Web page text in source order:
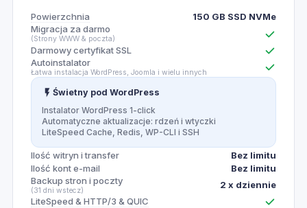
Powierzchnia
150 GB SSD NVMe
Migracja za darmo
(Strony WWW & poczta)
Darmowy certyfikat SSL
Autoinstalator
Łatwa instalacja WordPress, Joomla i wielu innych
Świetny pod WordPress
Instalator WordPress 1-click
Automatyczne aktualizacje: rdzeń i wtyczki
LiteSpeed Cache, Redis, WP-CLI i SSH
Ilość witryn i transfer
Bez limitu
Ilość kont e-mail
Bez limitu
Backup stron i poczty
(31 dni wstecz)
2 x dziennie
LiteSpeed & HTTP/3 & QUIC